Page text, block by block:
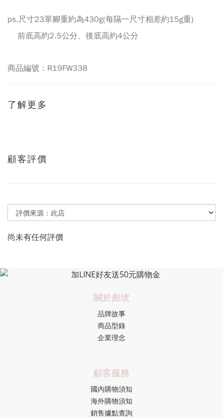
ps.尺寸23單腳重約為430g(每隔一尺寸相差約15g重)
前底高約2.5公分、後底高約4公分
商品編號：R19FW338
了解更多
顧客評價
尚未有任何評價
關於彪琥
品牌故事
商品型錄
企業理念
顧客服務
國內購物須知
海外購物須知
銷售據點查詢